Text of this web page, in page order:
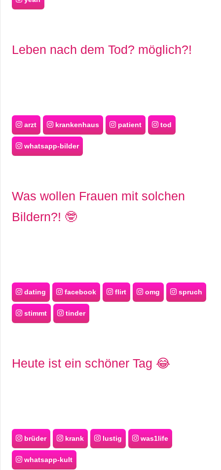
Leben nach dem Tod? möglich?!
arzt krankenhaus patient tod
whatsapp-bilder
Was wollen Frauen mit solchen
Bildern?! 🤓
dating facebook flirt omg spruch
stimmt tinder
Heute ist ein schöner Tag 😂
brüder krank lustig was1life
whatsapp-kult